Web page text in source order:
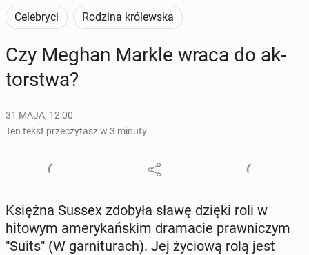
Celebryci Rodzina królewska
Czy Meghan Markle wraca do ak­
tor­stwa?
31 MAJA, 12:00
Ten tekst przeczytasz w 3 minuty
Księżna Sussex zdobyła sławę dzięki roli w
hitowym ame­ry­kań­skim dra­ma­cie praw­ni­czym
"Suits" (W gar­ni­tu­rach). Jej życiową rolą jest